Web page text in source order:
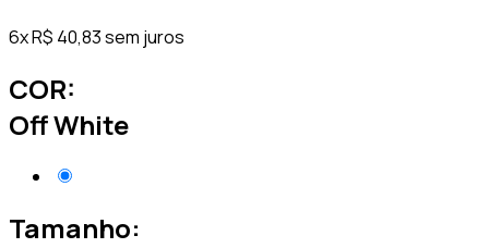
6xR$ 40,83sem juros
COR:
Off White
Tamanho: